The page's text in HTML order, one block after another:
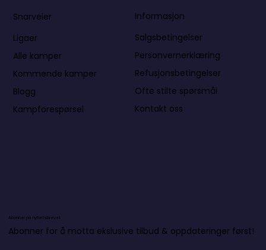
Snarveier
Ligaer
Alle kamper
Kommende kamper
Blogg
Kampforespørsel
Informasjon
Salgsbetingelser
Personvernerklæring
Refusjonsbetingelser
Ofte stilte spørsmål
Kontakt oss
Abonner på nyhetsbrevet
Abonner for å motta ekslusive tilbud & oppdateringer først!